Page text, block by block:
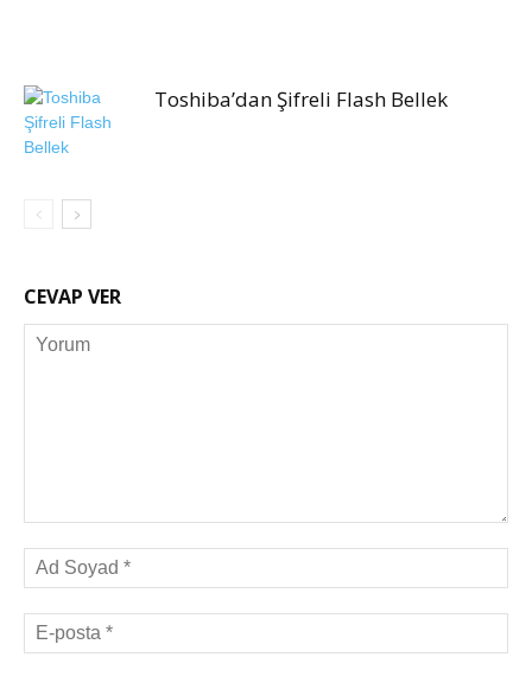
Toshiba’dan Şifreli Flash Bellek
CEVAP VER